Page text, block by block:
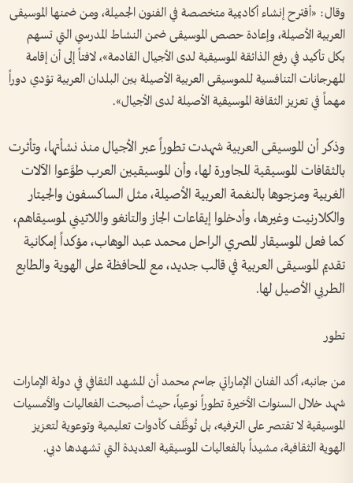
وقال: «أقترح إنشاء أكاديمية متخصصة في الفنون الجميلة، ومن ضمنها الموسيقى
العربية الأصيلة، وإعادة حصص الموسيقى ضمن النشاط المدرسي التي تسهم
بكل تأكيد في رفع الذائقة الموسيقية لدى الأجيال القادمة»، لافتاً إلى أن إقامة
المهرجانات التنافسية للموسيقى العربية الأصيلة بين البلدان العربية تؤدي دوراً
مهماً في تعزيز الثقافة الموسيقية الأصيلة لدى الأجيال».
وذكر أن الموسيقى العربية شهدت تطوراً عبر الأجيال منذ نشأتها، وتأثرت
بالثقافات الموسيقية المجاورة لها، وأن الموسيقيين العرب طوَّعوا الآلات
الغربية ومزجوها بالنغمة العربية الأصيلة، مثل الساكسفون والجيتار
والكلارنيت وغيرها، وأدخلوا إيقاعات الجاز والتانغو واللاتيني لموسيقاهم،
كما فعل الموسيقار المصري الراحل محمد عبد الوهاب، مؤكداً إمكانية
تقديم الموسيقى العربية في قالب جديد، مع المحافظة على الهوية والطابع
الطربي الأصيل لها.
تطور
من جانبه، أكد الفنان الإماراتي جاسم محمد أن المشهد الثقافي في دولة الإمارات
شهد خلال السنوات الأخيرة تطوراً نوعياً، حيث أصبحت الفعاليات والأمسيات
الموسيقية لا تقتصر على الترفيه، بل تُوظَّف كأدوات تعليمية وتوعوية لتعزيز
الهوية الثقافية، مشيداً بالفعاليات الموسيقية العديدة التي تشهدها دبي.